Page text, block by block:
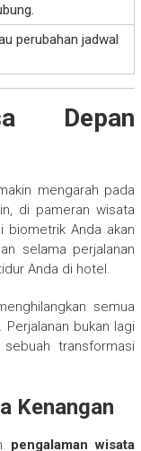
perubahan jadwal
Depan
mengarah pada
di pameran wisata
Anda akan
selama perjalanan
Anda di hotel.
semua
bukan lagi
transformasi
Kenangan
pengalaman wisata